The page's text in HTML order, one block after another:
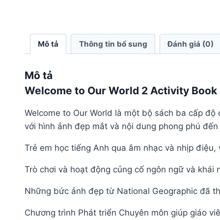
Mô tả Thông tin bổ sung Đánh giá (0)
Mô tả
Welcome to Our World 2 Activity Book
Welcome to Our World là một bộ sách ba cấp
với hình ảnh đẹp mắt và nội dung phong phú
Trẻ em học tiếng Anh qua âm nhạc và nhịp
Trò chơi và hoạt động củng cố ngôn ngữ và
Những bức ảnh đẹp từ National Geographic đã
Chương trình Phát triển Chuyên môn giúp giáo